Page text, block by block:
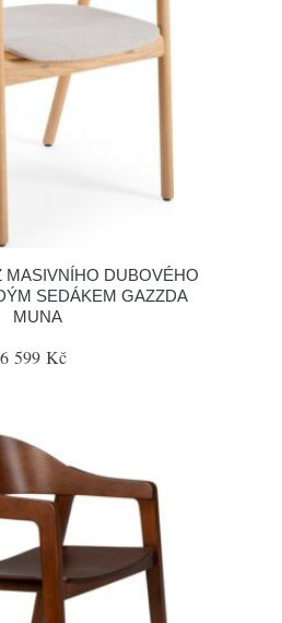
MASIVNÍHO DUBOVÉHO
SEDÁKEM GAZZDA
MUNA
599 Kč